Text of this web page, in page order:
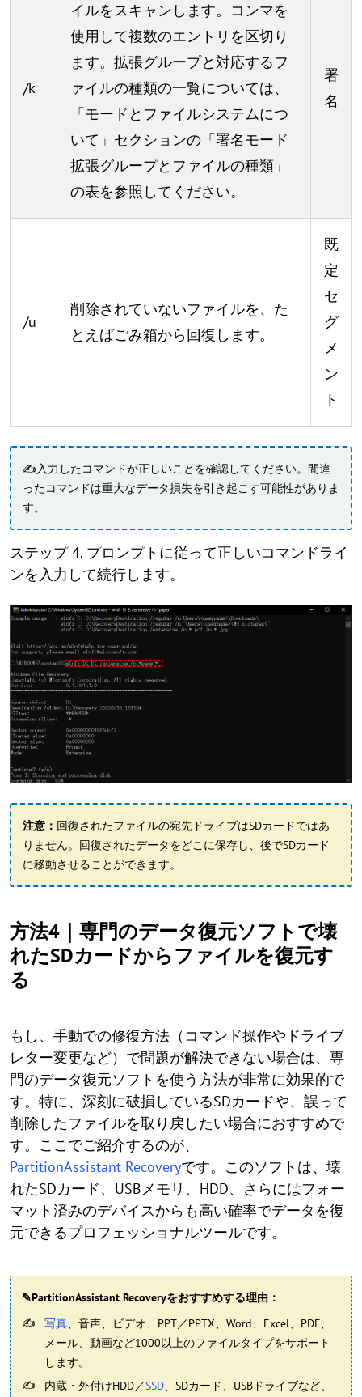
/k
イルをスキャンします。コンマを
使用して複数のエントリを区切り
ます。拡張グループと対応するフ
ァイルの種類の一覧については、
「モードとファイルシステムにつ
いて」セクションの「署名モード
拡張グループとファイルの種類」
の表を参照してください。
署
名
/u
削除されていないファイルを、た
とえばごみ箱から回復します。
既
定
セ
グ
メ
ン
ト
✍入力したコマンドが正しいことを確認してください。間違
ったコマンドは重大なデータ損失を引き起こす可能性がありま
す。
ステップ 4. プロンプトに従って正しいコマンドライ
ンを入力して続行します。
注意： 回復されたファイルの宛先ドライブはSDカードではあ
りません。回復されたデータをどこに保存し、後でSDカード
に移動させることができます。
方法4｜専門のデータ復元ソフトで壊
れたSDカードからファイルを復元す
る
もし、手動での修復方法（コマンド操作やドライブ
レター変更など）で問題が解決できない場合は、専
門のデータ復元ソフトを使う方法が非常に効果的で
す。特に、深刻に破損しているSDカードや、誤って
削除したファイルを取り戻したい場合におすすめで
す。ここでご紹介するのが、
PartitionAssistant Recoveryです。このソフトは、壊
れたSDカード、USBメモリ、HDD、さらにはフォー
マット済みのデバイスからも高い確率でデータを復
元できるプロフェッショナルツールです。
✎PartitionAssistant Recoveryをおすすめする理由：
写真、音声、ビデオ、PPT／PPTX、Word、Excel、PDF、
メール、動画など1000以上のファイルタイプをサポート
します。
内蔵・外付けHDD／SSD、SDカード、USBドライブなど、